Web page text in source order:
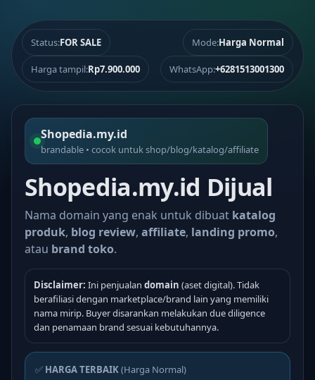
Status:FOR SALE Mode:Harga Normal
Harga tampil:Rp7.900.000 WhatsApp:+6281513001300
Shopedia.my.id
brandable • cocok untuk shop/blog/katalog/affiliate
Shopedia.my.id Dijual
Nama domain yang enak untuk dibuat katalog
produk, blog review, affiliate, landing promo,
atau brand toko.
Disclaimer: Ini penjualan domain (aset digital). Tidak
berafiliasi dengan marketplace/brand lain yang memiliki
nama mirip. Buyer disarankan melakukan due diligence
dan penamaan brand sesuai kebutuhannya.
✅ HARGA TERBAIK(Harga Normal)